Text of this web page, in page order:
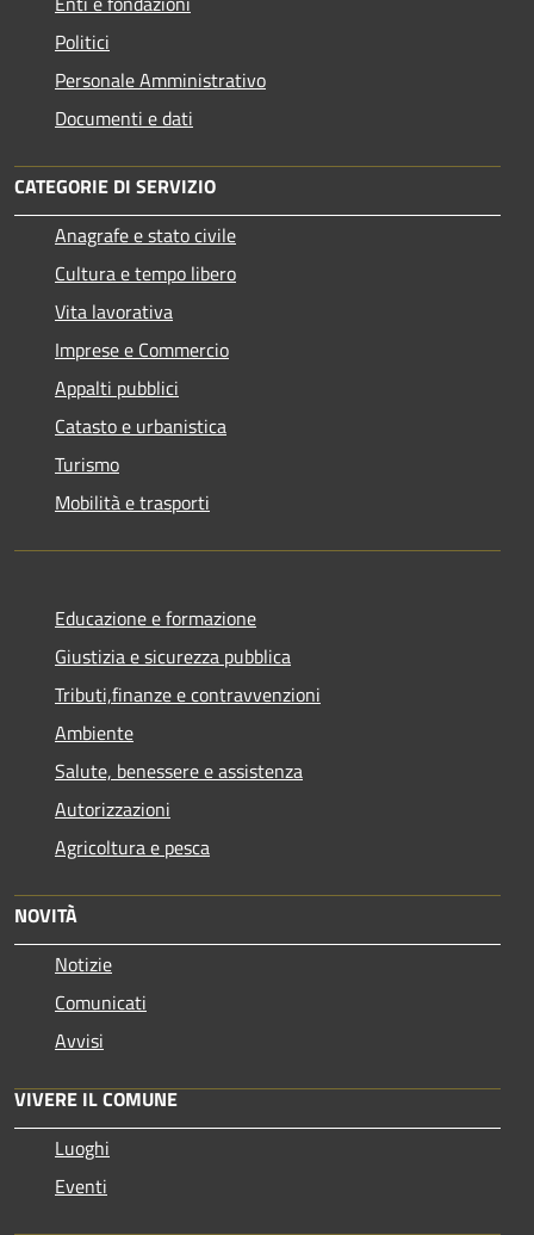
Politici
Personale Amministrativo
Documenti e dati
CATEGORIE DI SERVIZIO
Anagrafe e stato civile
Cultura e tempo libero
Vita lavorativa
Imprese e Commercio
Appalti pubblici
Catasto e urbanistica
Turismo
Mobilità e trasporti
Educazione e formazione
Giustizia e sicurezza pubblica
Tributi,finanze e contravvenzioni
Ambiente
Salute, benessere e assistenza
Autorizzazioni
Agricoltura e pesca
NOVITÀ
Notizie
Comunicati
Avvisi
VIVERE IL COMUNE
Luoghi
Eventi